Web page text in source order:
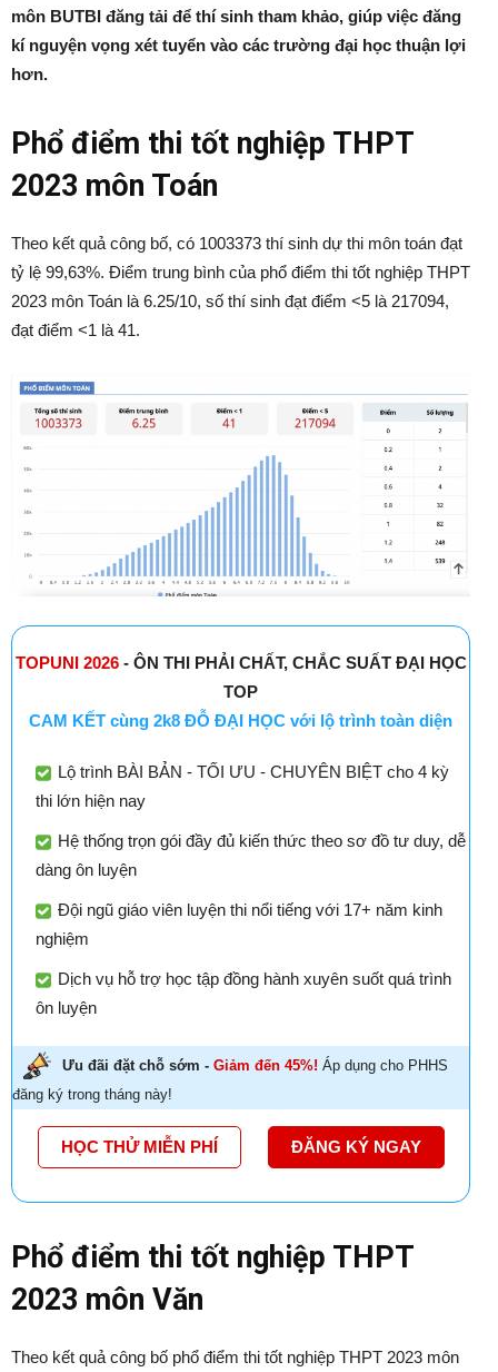
môn BUTBI đăng tải để thí sinh tham khảo, giúp việc đăng
kí nguyện vọng xét tuyển vào các trường đại học thuận lợi
hơn.
Phổ điểm thi tốt nghiệp THPT
2023 môn Toán
Theo kết quả công bố, có 1003373 thí sinh dự thi môn toán đạt
tỷ lệ 99,63%. Điểm trung bình của phổ điểm thi tốt nghiệp THPT
2023 môn Toán là 6.25/10, số thí sinh đạt điểm <5 là 217094,
đạt điểm <1 là 41.
TOPUNI 2026- ÔN THI PHẢI CHẤT, CHẮC SUẤT ĐẠI HỌC
TOP
CAM KẾT cùng 2k8 ĐỖ ĐẠI HỌC với lộ trình toàn diện
Lộ trình BÀI BẢN - TỐI ƯU - CHUYÊN BIỆT cho 4 kỳ
thi lớn hiện nay
Hệ thống trọn gói đầy đủ kiến thức theo sơ đồ tư duy, dễ
dàng ôn luyện
Đội ngũ giáo viên luyện thi nổi tiếng với 17+ năm kinh
nghiệm
Dịch vụ hỗ trợ học tập đồng hành xuyên suốt quá trình
ôn luyện
Ưu đãi đặt chỗ sớm - Giảm đến 45%! Áp dụng cho PHHS
đăng ký trong tháng này!
HỌC THỬ MIỄN PHÍ ĐĂNG KÝ NGAY
Phổ điểm thi tốt nghiệp THPT
2023 môn Văn
Theo kết quả công bố phổ điểm thi tốt nghiệp THPT 2023 môn